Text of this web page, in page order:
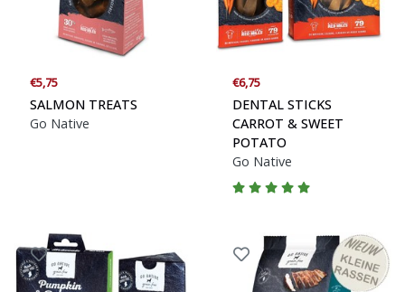
€5,75
SALMON TREATS
Go Native
€6,75
DENTAL STICKS
CARROT & SWEET
POTATO
Go Native